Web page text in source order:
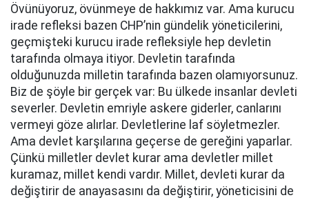
Övünüyoruz, övünmeye de hakkımız var. Ama kurucu
irade refleksi bazen CHP’nin gündelik yöneticilerini,
geçmişteki kurucu irade refleksiyle hep devletin
tarafında olmaya itiyor. Devletin tarafında
olduğunuzda milletin tarafında bazen olamıyorsunuz.
Biz de şöyle bir gerçek var: Bu ülkede insanlar devleti
severler. Devletin emriyle askere giderler, canlarını
vermeyi göze alırlar. Devletlerine laf söyletmezler.
Ama devlet karşılarına geçerse de gereğini yaparlar.
Çünkü milletler devlet kurar ama devletler millet
kuramaz, millet kendi vardır. Millet, devleti kurar da
değiştirir de anayasasını da değiştirir, yöneticisini de